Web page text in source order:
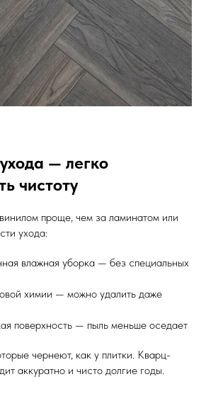
— легко
чистоту
проще, чем за ламинатом или
ухода:
влажная уборка — без специальных
химии — можно удалить даже
поверхность — пыль меньше оседает
чернеют, как у плитки. Кварц-
аккуратно и чисто долгие годы.